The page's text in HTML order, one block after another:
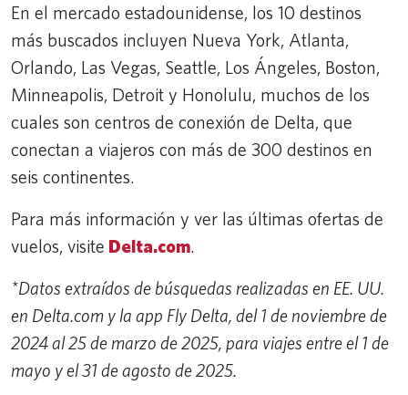
¿Inspirado por Londres? Visita Boston,
Massachusetts.
Paris, Francia Charleston, Carolina del Sur
¿Sueñas con París? Enamórate de
Charleston.
Roma, Italia Chicago, Illinois
¿Amas el encanto de Roma? Descúbrelo
en Chicago.
Cancún, México Miami, Florida
¿Te encanta el ambiente de Cancún?
Miami también lo tiene.
Atenas, Grecia Santa Bárbara, California
¿Te encanta Atenas? Santa Bárbara te
espera.
Tokio, Japón Seattle, Washington
¿Sueñas con Tokio? Seattle lo cumple.
Ámsterdam, Países Bajos Portland, Oregón
¿Buscas la magia de Ámsterdam?
Encuéntrala en Portland.
Dublín, Irlanda Savannah, Georgia
Viaje en el tiempo: Savannah tiene el alma
de Dublín.
Barcelona, ​​España San Diego, California
Desde tapas hasta mareas, experimente
la influencia española de San Diego.
Lisboa, Portugal San Francisco, California
¿Inspirado por Lisboa? Prueba San
Francisco.
En el mercado estadounidense, los 10 destinos
más buscados incluyen Nueva York, Atlanta,
Orlando, Las Vegas, Seattle, Los Ángeles, Boston,
Minneapolis, Detroit y Honolulu, muchos de los
cuales son centros de conexión de Delta, que
conectan a viajeros con más de 300 destinos en
seis continentes.
Para más información y ver las últimas ofertas de
vuelos, visite Delta.com.
*Datos extraídos de búsquedas realizadas en EE. UU.
en Delta.com y la app Fly Delta, del 1 de noviembre de
2024 al 25 de marzo de 2025, para viajes entre el 1 de
mayo y el 31 de agosto de 2025.